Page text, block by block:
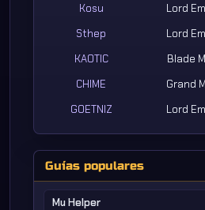
Kosu
Lord
Sthep
Lord
KAOTIC
Blade
CHIME
Grand
GOETNIZ
Lord
Guías populares
Mu Helper